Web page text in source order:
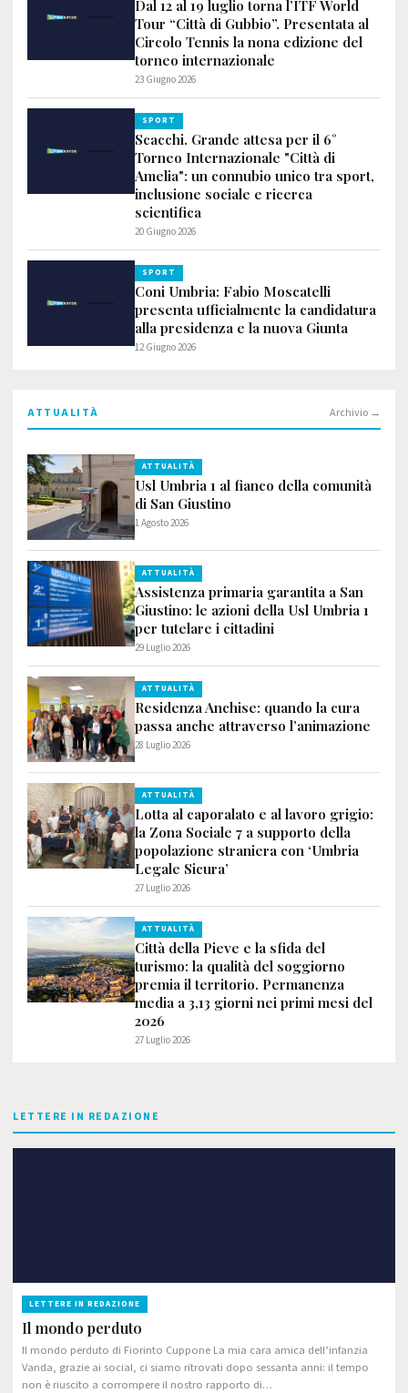
Dal 12 al 19 luglio torna l’ITF World
Tour “Città di Gubbio”. Presentata al
Circolo Tennis la nona edizione del
torneo internazionale
23 Giugno 2026
SPORT
Scacchi. Grande attesa per il 6°
Torneo Internazionale "Città di
Amelia": un connubio unico tra sport,
inclusione sociale e ricerca
scientifica
20 Giugno 2026
SPORT
Coni Umbria: Fabio Moscatelli
presenta ufficialmente la candidatura
alla presidenza e la nuova Giunta
12 Giugno 2026
ATTUALITÀ Archivio →
ATTUALITÀ
Usl Umbria 1 al fianco della comunità
di San Giustino
1 Agosto 2026
ATTUALITÀ
Assistenza primaria garantita a San
Giustino: le azioni della Usl Umbria 1
per tutelare i cittadini
29 Luglio 2026
ATTUALITÀ
Residenza Anchise: quando la cura
passa anche attraverso l’animazione
28 Luglio 2026
ATTUALITÀ
Lotta al caporalato e al lavoro grigio:
la Zona Sociale 7 a supporto della
popolazione straniera con ‘Umbria
Legale Sicura’
27 Luglio 2026
ATTUALITÀ
Città della Pieve e la sfida del
turismo: la qualità del soggiorno
premia il territorio. Permanenza
media a 3,13 giorni nei primi mesi del
2026
27 Luglio 2026
LETTERE IN REDAZIONE
LETTERE IN REDAZIONE
Il mondo perduto
Il mondo perduto di Fiorinto Cuppone La mia cara amica dell’infanzia
Vanda, grazie ai social, ci siamo ritrovati dopo sessanta anni: il tempo
non è riuscito a corrompere il nostro rapporto di…